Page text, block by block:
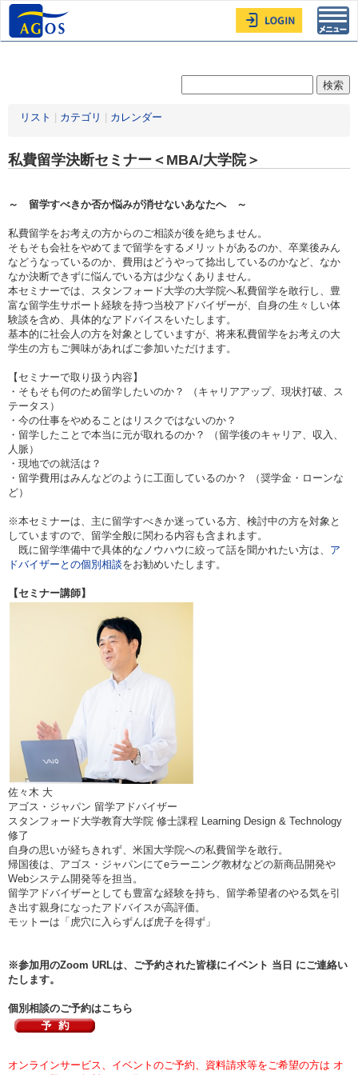
リスト カテゴリ カレンダー
私費留学決断セミナー＜MBA/大学院＞
～ 留学すべきか否か悩みが消せないあなたへ ～
私費留学をお考えの方からのご相談が後を絶ちません。
そもそも会社をやめてまで留学をするメリットがあるのか、卒業後みん
などうなっているのか、費用はどうやって捻出しているのかなど、なか
なか決断できずに悩んでいる方は少なくありません。
本セミナーでは、スタンフォード大学の大学院へ私費留学を敢行し、豊
富な留学生サポート経験を持つ当校アドバイザーが、自身の生々しい体
験談を含め、具体的なアドバイスをいたします。
基本的に社会人の方を対象としていますが、将来私費留学をお考えの大
学生の方もご興味があればご参加いただけます。
【セミナーで取り扱う内容】
・そもそも何のため留学したいのか？ （キャリアアップ、現状打破、ス
テータス）
・今の仕事をやめることはリスクではないのか？
・留学したことで本当に元が取れるのか？ （留学後のキャリア、収入、
人脈）
・現地での就活は？
・留学費用はみんなどのように工面しているのか？ （奨学金・ローンな
ど）
※本セミナーは、主に留学すべきか迷っている方、検討中の方を対象と
していますので、留学全般に関わる内容も含まれます。
既に留学準備中で具体的なノウハウに絞って話を聞かれたい方は、 ア
ドバイザーとの個別相談をお勧めいたします。
【セミナー講師】
佐々木 大
アゴス・ジャパン 留学アドバイザー
スタンフォード大学教育大学院 修士課程 Learning Design & Technology
修了
自身の思いが経ちきれず、米国大学院への私費留学を敢行。
帰国後は、アゴス・ジャパンにてeラーニング教材などの新商品開発や
Webシステム開発等を担当。
留学アドバイザーとしても豊富な経験を持ち、留学希望者のやる気を引
き出す親身になったアドバイスが高評価。
モットーは「虎穴に入らずんば虎子を得ず」
※参加用のZoom URLは、ご予約された皆様にイベント 当日 にご連絡い
たします。
個別相談のご予約はこちら
オンラインサービス、イベントのご予約、資料請求等をご希望の方は オ